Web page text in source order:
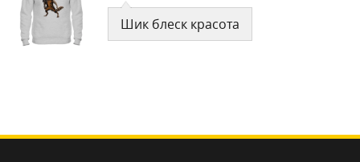
Шик блеск красота